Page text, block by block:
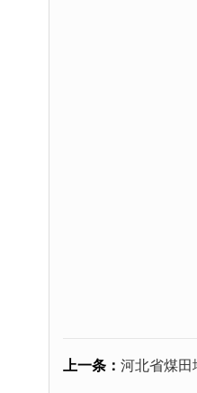
上一条： 河北省煤田